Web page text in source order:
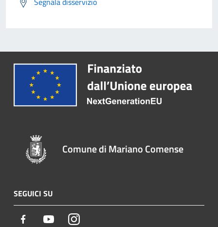
Comune di Mariano Comense
SEGUICI SU
Facebook YoutubeInstagram